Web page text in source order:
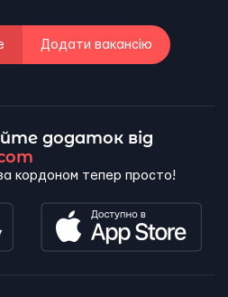
Додати вакансію
додаток від
кордоном тепер просто!